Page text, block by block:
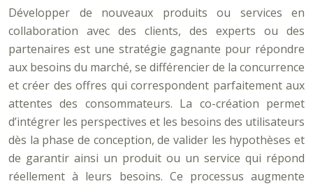
Développer de nouveaux produits ou services en
collaboration avec des clients, des experts ou des
partenaires est une stratégie gagnante pour répondre
aux besoins du marché, se différencier de la concurrence
et créer des offres qui correspondent parfaitement aux
attentes des consommateurs. La co-création permet
d’intégrer les perspectives et les besoins des utilisateurs
dès la phase de conception, de valider les hypothèses et
de garantir ainsi un produit ou un service qui répond
réellement à leurs besoins. Ce processus augmente